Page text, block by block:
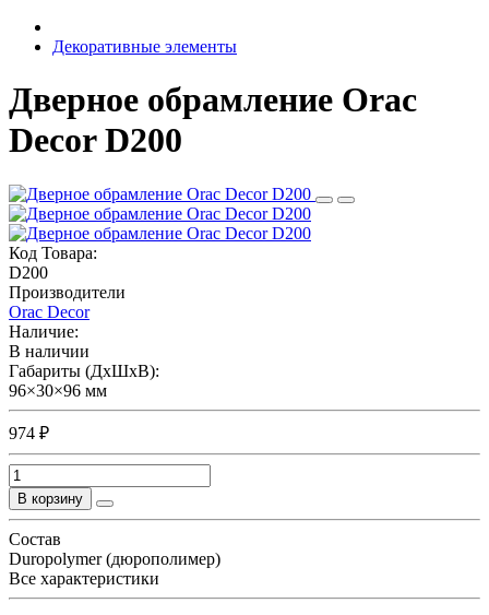
Декоративные элементы
Дверное обрамление Orac
Decor D200
Код Товара:
D200
Производители
Orac Decor
Наличие:
В наличии
Габариты (ДхШхВ):
96×30×96 мм
974 ₽
В корзину
Состав
Duropolymer (дюрополимер)
Все характеристики